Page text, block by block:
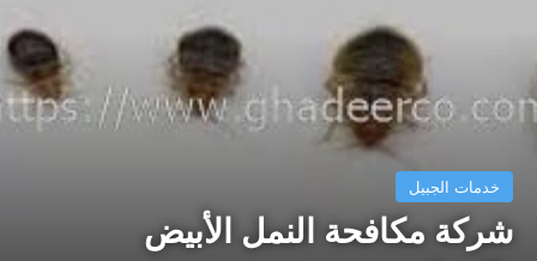
خدمات الجبيل
شركة مكافحة النمل الأبيض